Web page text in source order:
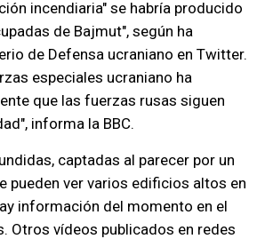
incendiaria" se habría producido
de Bajmut", según ha
de Defensa ucraniano en Twitter.
especiales ucraniano ha
que las fuerzas rusas siguen
informa la BBC.
captadas al parecer por un
pueden ver varios edificios altos en
información del momento en el
Otros vídeos publicados en redes